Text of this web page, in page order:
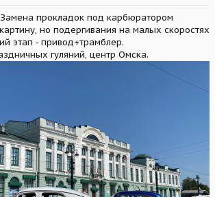
прокладок под карбюратором
но подергивания на малых скоростях
этап - привод+трамблер.
гуляний, центр Омска.